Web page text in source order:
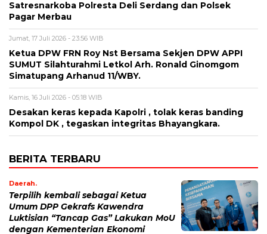
Satresnarkoba Polresta Deli Serdang dan Polsek
Pagar Merbau
Jumat, 17 Juli 2026 - 23:56 WIB
Ketua DPW FRN Roy Nst Bersama Sekjen DPW APPI
SUMUT Silahturahmi Letkol Arh. Ronald Ginomgom
Simatupang Arhanud 11/WBY.
Kamis, 16 Juli 2026 - 05:18 WIB
Desakan keras kepada Kapolri , tolak keras banding
Kompol DK , tegaskan integritas Bhayangkara.
BERITA TERBARU
Daerah.
Terpilih kembali sebagai Ketua
Umum DPP Gekrafs Kawendra
Luktisian “Tancap Gas” Lakukan MoU
dengan Kementerian Ekonomi